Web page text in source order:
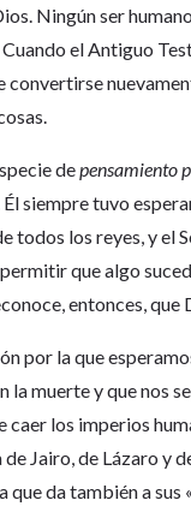
Ningún ser
el Antiguo
depensamiento
siempre tuvo
todos los reyes, y el
que algo
entonces,
por la que
muerte y que nos
caer los imperios
Jairo, de Lázaro y
da también a sus